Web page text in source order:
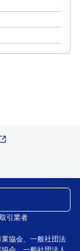
引業者
協会、一般社団法
会、一般社団法人